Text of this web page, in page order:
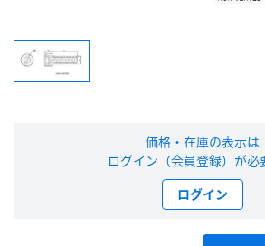
価格・在庫の表示は
ログイン（会員登録）が必
ログイン
※新規会員登録をお申し込み頂いてから本登録となる
があります。また当社の判断によりお断りする場合が
会員の方はこち